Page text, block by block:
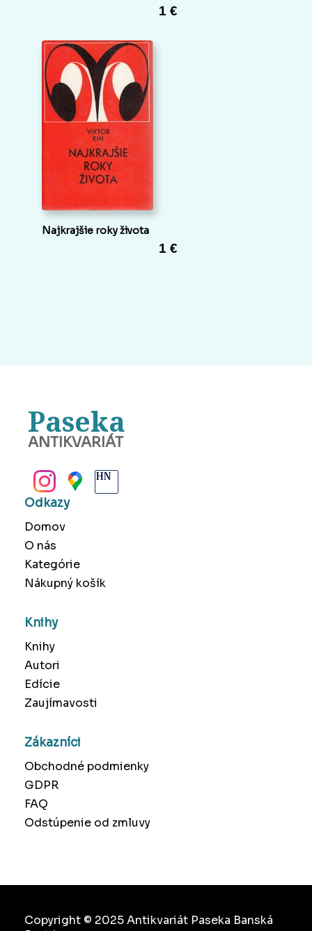
1 €
Najkrajšie roky života
1 €
Paseka
ANTIKVARIÁT
Odkazy
Domov
O nás
Kategórie
Nákupný košík
Knihy
Knihy
Autori
Edície
Zaujímavosti
Zákazníci
Obchodné podmienky
GDPR
FAQ
Odstúpenie od zmluvy
Copyright © 2025 Antikvariát Paseka Banská